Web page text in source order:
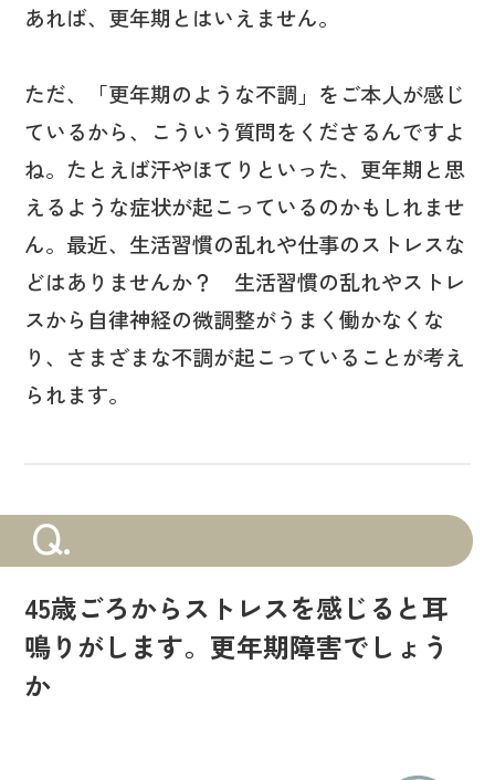
あれば、更年期とはいえません。
ただ、「更年期のような不調」をご本人が感じ
ているから、こういう質問をくださるんですよ
ね。たとえば汗やほてりといった、更年期と思
えるような症状が起こっているのかもしれませ
ん。最近、生活習慣の乱れや仕事のストレスな
どはありませんか？ 生活習慣の乱れやストレ
スから自律神経の微調整がうまく働かなくな
り、さまざまな不調が起こっていることが考え
られます。
Q.
45歳ごろからストレスを感じると耳
鳴りがします。更年期障害でしょう
か